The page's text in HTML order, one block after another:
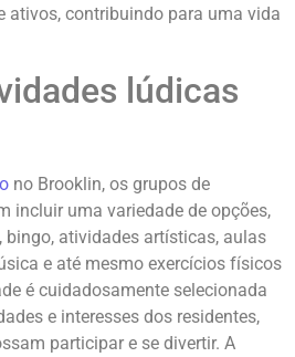
ativos, contribuindo para uma vida
lúdicas
no Brooklin, os grupos de
incluir uma variedade de opções,
atividades artísticas, aulas
e até mesmo exercícios físicos
é cuidadosamente selecionada
e interesses dos residentes,
participar e se divertir. A